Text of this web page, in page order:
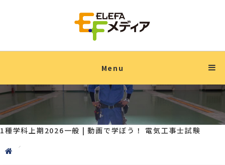
Menu
1種学科上期2026一般 | 動画で学ぼう！ 電気工事士試験